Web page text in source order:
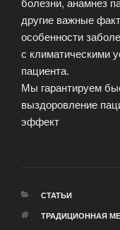
другие важные
особенности
с климатическими
пациента.
Мы гарантируем
выздоровление
эффект
РУБРИКИ
СТАТЬИ
МЕТКИ
ТРАДИЦИОННАЯ